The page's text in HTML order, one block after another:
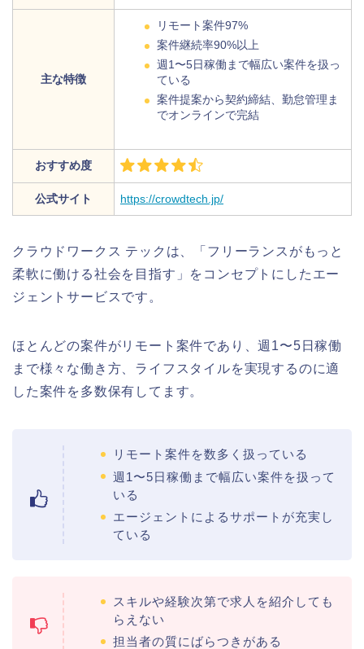
主な特徴
リモート案件97%
案件継続率90%以上
週1〜5日稼働まで幅広い案件を扱っ
ている
案件提案から契約締結、勤怠管理ま
でオンラインで完結
おすすめ度
公式サイト https://crowdtech.jp/
クラウドワークス テックは、「フリーランスがもっと
柔軟に働ける社会を目指す」をコンセプトにしたエー
ジェントサービスです。
ほとんどの案件がリモート案件であり、週1〜5日稼働
まで様々な働き方、ライフスタイルを実現するのに適
した案件を多数保有してます。
リモート案件を数多く扱っている
週1〜5日稼働まで幅広い案件を扱って
いる
エージェントによるサポートが充実し
ている
スキルや経験次第で求人を紹介しても
らえない
担当者の質にばらつきがある